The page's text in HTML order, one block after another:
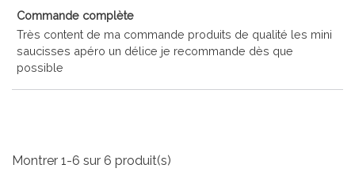
Commande complète
Très content de ma commande produits de qualité les mini
saucisses apéro un délice je recommande dès que
possible
Montrer 1-6 sur 6 produit(s)